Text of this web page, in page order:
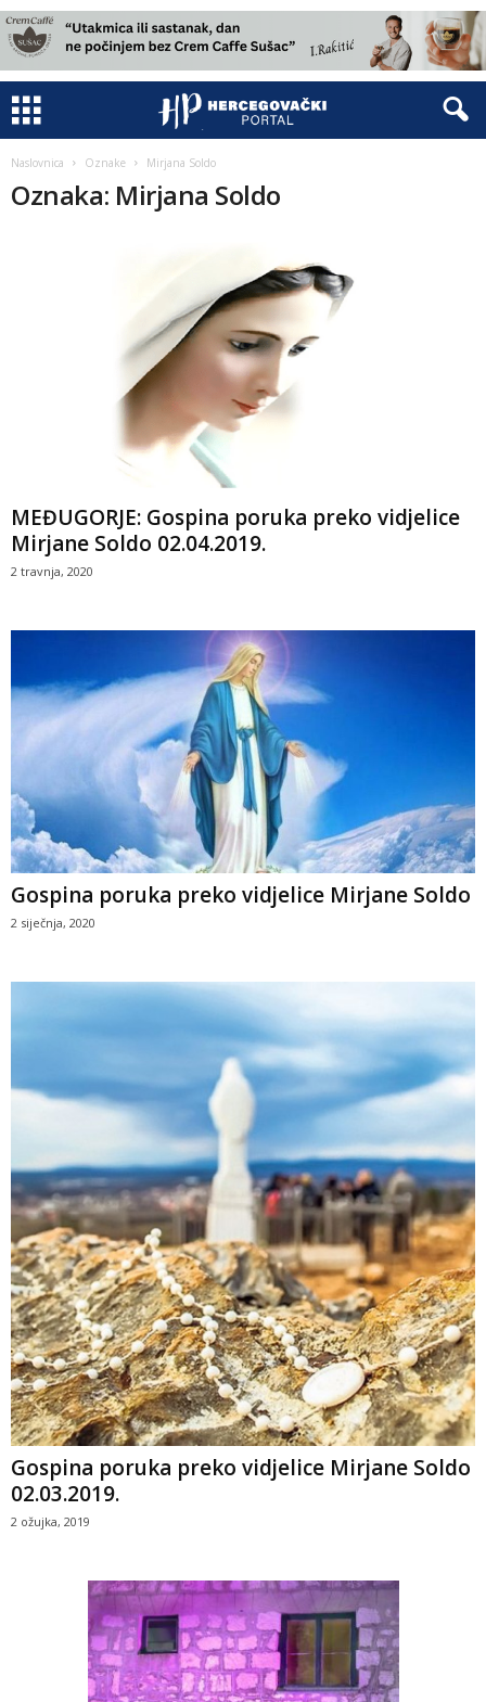
Naslovnica Oznake Mirjana Soldo
Oznaka: Mirjana Soldo
MEĐUGORJE: Gospina poruka preko vidjelice
Mirjane Soldo 02.04.2019.
2 travnja, 2020
Gospina poruka preko vidjelice Mirjane Soldo
2 siječnja, 2020
Gospina poruka preko vidjelice Mirjane Soldo
02.03.2019.
2 ožujka, 2019